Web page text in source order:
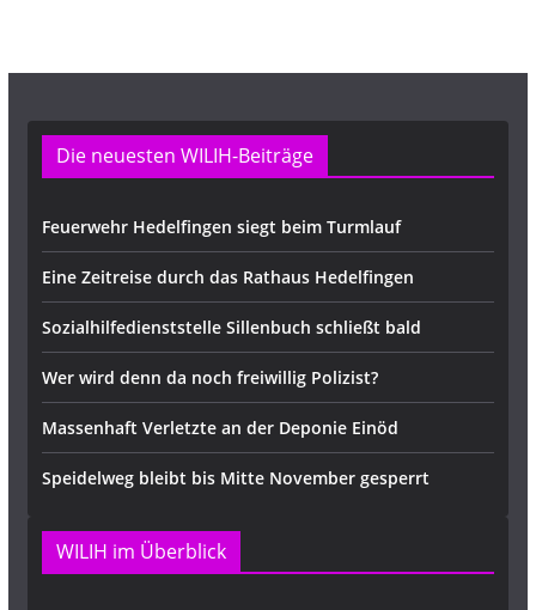
Die neuesten WILIH-Beiträge
Feuerwehr Hedelfingen siegt beim Turmlauf
Eine Zeitreise durch das Rathaus Hedelfingen
Sozialhilfedienststelle Sillenbuch schließt bald
Wer wird denn da noch freiwillig Polizist?
Massenhaft Verletzte an der Deponie Einöd
Speidelweg bleibt bis Mitte November gesperrt
WILIH im Überblick